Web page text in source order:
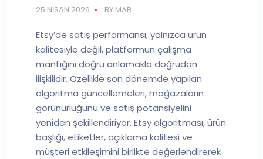
25 NISAN 2026 BY:MAB
Etsy’de satış performansı, yalnızca ürün
kalitesiyle değil, platformun çalışma
mantığını doğru anlamakla doğrudan
ilişkilidir. Özellikle son dönemde yapılan
algoritma güncellemeleri, mağazaların
görünürlüğünü ve satış potansiyelini
yeniden şekillendiriyor. Etsy algoritması; ürün
başlığı, etiketler, açıklama kalitesi ve
müşteri etkileşimini birlikte değerlendirerek